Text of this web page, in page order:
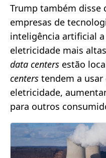
Trump também disse
empresas de
inteligência artificial
eletricidade mais
data centers estão
centers tendem a
eletricidade,
para outros